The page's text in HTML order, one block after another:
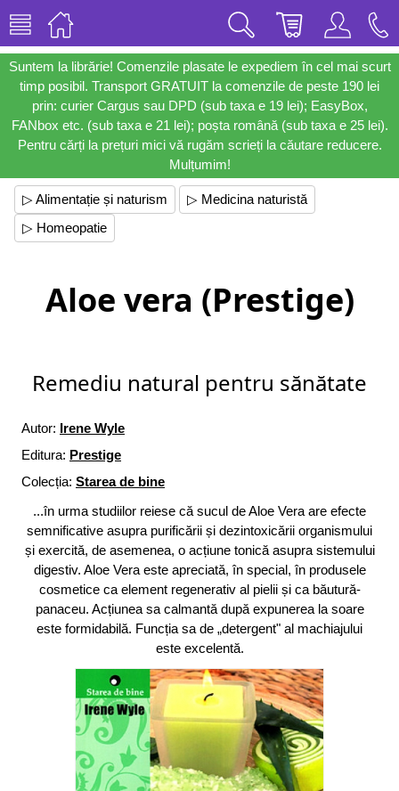
Suntem la librărie! Comenzile plasate le expediem în cel mai scurt
timp posibil. Transport GRATUIT la comenzile de peste 190 lei
prin: curier Cargus sau DPD (sub taxa e 19 lei); EasyBox,
FANbox etc. (sub taxa e 21 lei); poșta română (sub taxa e 25 lei).
Pentru cărți la prețuri mici vă rugăm scrieți la căutare reducere.
Mulțumim!
▷ Alimentație și naturism
▷ Medicina naturistă
▷ Homeopatie
Aloe vera (Prestige)
Remediu natural pentru sănătate
Autor: Irene Wyle
Editura: Prestige
Colecția: Starea de bine
...în urma studiilor reiese că sucul de Aloe Vera are efecte
semnificative asupra purificării și dezintoxicării organismului
și exercită, de asemenea, o acțiune tonică asupra sistemului
digestiv. Aloe Vera este apreciată, în special, în produsele
cosmetice ca element regenerativ al pielii și ca băutură-
panaceu. Acțiunea sa calmantă după expunerea la soare
este formidabilă. Funcția sa de „detergent" al machiajului
este excelentă.